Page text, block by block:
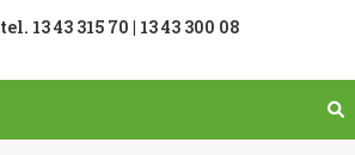
tel. 13 43 315 70 | 13 43 300 08